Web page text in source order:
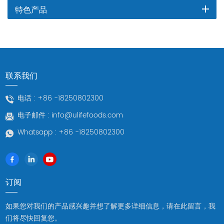
特色产品
联系我们
电话 : +86 -18250802300
电子邮件 : info@ulifefoods.com
Whatsapp : +86 -18250802300
订阅
如果您对我们的产品感兴趣并想了解更多详细信息，请在此留言，我
们将尽快回复您。